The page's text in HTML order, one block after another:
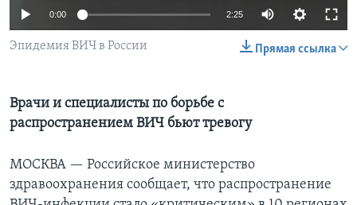
Learning English
0:00 2:25
Прямая ссылка
Эпидемия ВИЧ в России
Врачи и специалисты по борьбе с
распространением ВИЧ бьют тревогу
МОСКВА — Российское министерство
здравоохранения сообщает, что распространение